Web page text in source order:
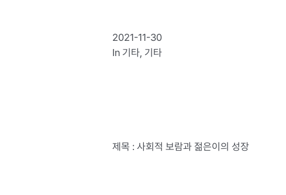
2021-11-30
In 기타, 기타
제목 : 사회적 보람과 젊은이의 성장